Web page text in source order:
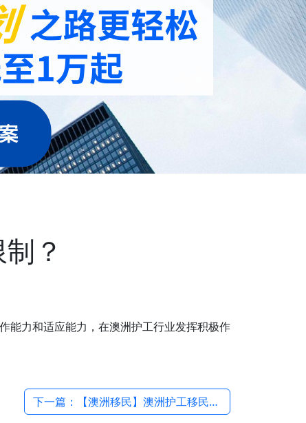
？
能力和适应能力，在澳洲护工行业发挥积极作
下一篇：【澳洲移民】澳洲护工移民，配偶和子女能享受什么福利？ →